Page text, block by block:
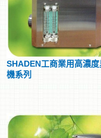
SHADEN工商業用高濃
機系列